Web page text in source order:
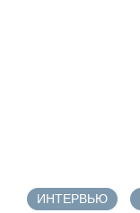
ИНТЕРВЬЮ